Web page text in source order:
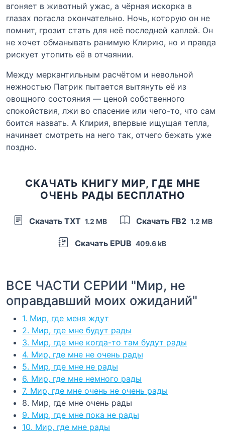
вгоняет в животный ужас, а чёрная искорка в
глазах погасла окончательно. Ночь, которую он не
помнит, грозит стать для неё последней каплей. Он
не хочет обманывать ранимую Клирию, но и правда
рискует утопить её в отчаянии.
Между меркантильным расчётом и невольной
нежностью Патрик пытается вытянуть её из
овощного состояния — ценой собственного
спокойствия, лжи во спасение или чего-то, что сам
боится назвать. А Клирия, впервые ищущая тепла,
начинает смотреть на него так, отчего бежать уже
поздно.
СКАЧАТЬ КНИГУ МИР, ГДЕ МНЕ
ОЧЕНЬ РАДЫ БЕСПЛАТНО
Скачать TXT 1.2 MB Скачать FB2 1.2 MB
Скачать EPUB 409.6 kB
ВСЕ ЧАСТИ СЕРИИ "Мир, не
оправдавший моих ожиданий"
1. Мир, где меня ждут
2. Мир, где мне будут рады
3. Мир, где мне когда-то там будут рады
4. Мир, где мне не очень рады
5. Мир, где мне не рады
6. Мир, где мне немного рады
7. Мир, где мне очень не очень рады
8. Мир, где мне очень рады
9. Мир, где мне пока не рады
10. Мир, где мне рады